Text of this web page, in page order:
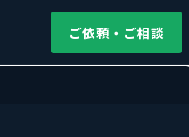
ご依頼・ご相談